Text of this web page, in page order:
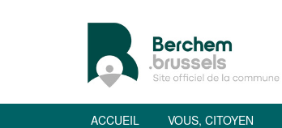
ACCUEIL VOUS, CITOYEN